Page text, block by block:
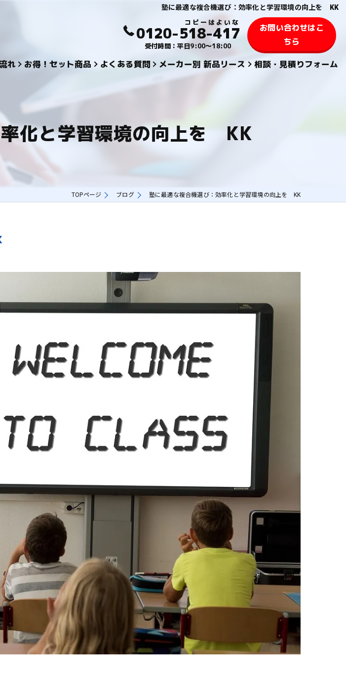
塾に最適な複合機選び：効率化と学習環境の向上を KK
0120-518-417
受付時間：平日9:00～18:00
お問い合わせはこ
ちら
れ お得！セット商品 よくある質問 メーカー別 新品リース
SHARPシャープ
相談・見積りフォーム
化と学習環境の向上を KK
TOPページ ブログ 塾に最適な複合機選び：効率化と学習環境の向上を KK